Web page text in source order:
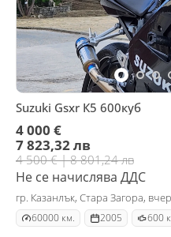
Suzuki Gsxr К5 600куб
4 000 €
7 823,32 лв
4 500 € | 8 801,24 лв
Не се начислява ДДС
гр. Казанлък, Стара Загора,
60000 км. 2005 600